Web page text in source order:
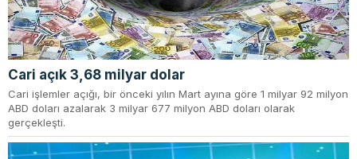
Cari açık 3,68 milyar dolar
Cari işlemler açığı, bir önceki yılın Mart ayına göre 1 milyar 92 milyon
ABD doları azalarak 3 milyar 677 milyon ABD doları olarak
gerçekleşti.